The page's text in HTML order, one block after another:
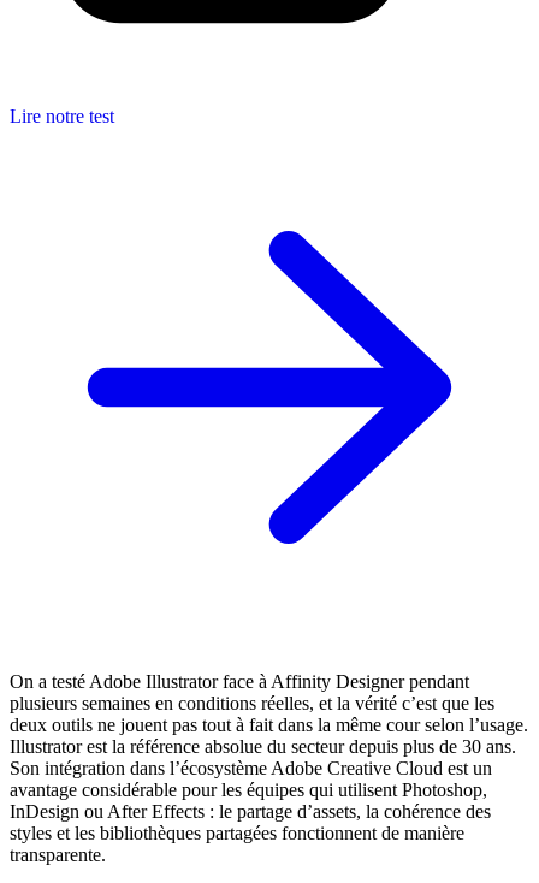
Lire notre test
On a testé Adobe Illustrator face à Affinity Designer pendant
plusieurs semaines en conditions réelles, et la vérité c’est que les
deux outils ne jouent pas tout à fait dans la même cour selon l’usage.
Illustrator est la référence absolue du secteur depuis plus de 30 ans.
Son intégration dans l’écosystème Adobe Creative Cloud est un
avantage considérable pour les équipes qui utilisent Photoshop,
InDesign ou After Effects : le partage d’assets, la cohérence des
styles et les bibliothèques partagées fonctionnent de manière
transparente.